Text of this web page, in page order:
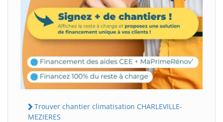
Trouver chantier climatisation CHARLEVILLE-
MEZIERES